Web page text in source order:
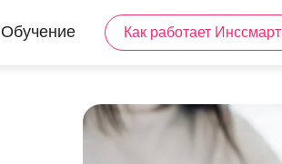
Как работает Инссмарт
Обучение